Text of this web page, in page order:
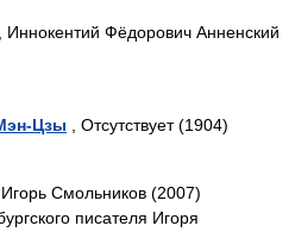
, Иннокентий Фёдорович Анненский
Цзы , Отсутствует (1904)
Игорь Смольников (2007)
писателя Игоря